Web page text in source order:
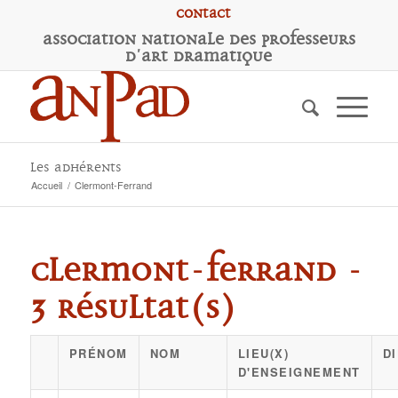
Contact
Association Nationale des Professeurs
d'Art Dramatique
Les adhérents
Accueil / Clermont-Ferrand
Clermont-Ferrand -
3 résultat(s)
PRÉNOM NOM
LIEU(X)
D'ENSEIGNEMENT